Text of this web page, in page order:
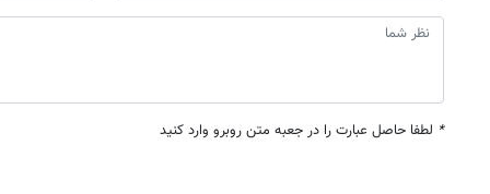
* لطفا حاصل عبارت را در جعبه متن روبرو وارد کنید